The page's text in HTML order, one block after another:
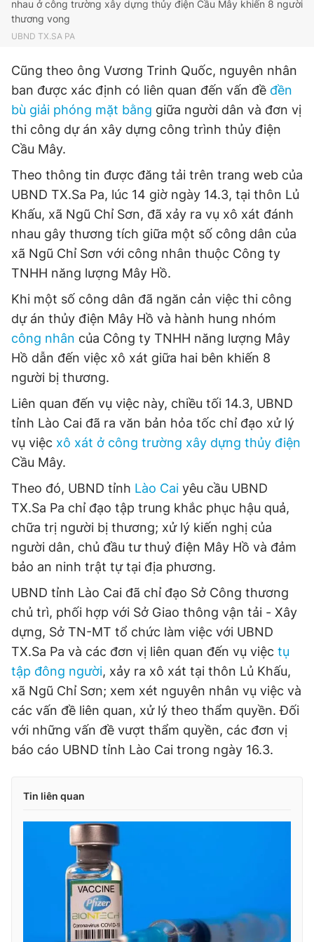
© 2003-2026 Bản quyền thuộc về Báo Thanh Niên. Cấm sao
chép dưới mọi hình thức nếu không có sự chấp thuận bằng văn
nhau ở công trường xây dựng thủy điện Cầu Mây khiến 8 người
thương vong
UBND TX.SA PA
Cũng theo ông Vương Trinh Quốc, nguyên nhân
ban được xác định có liên quan đến vấn đề đền
bù giải phóng mặt bằng giữa người dân và đơn vị
thi công dự án xây dựng công trình thủy điện
Cầu Mây.
Theo thông tin được đăng tải trên trang web của
UBND TX.Sa Pa, lúc 14 giờ ngày 14.3, tại thôn Lủ
Khấu, xã Ngũ Chỉ Sơn, đã xảy ra vụ xô xát đánh
nhau gây thương tích giữa một số công dân của
xã Ngũ Chỉ Sơn với công nhân thuộc Công ty
TNHH năng lượng Mây Hồ.
Khi một số công dân đã ngăn cản việc thi công
dự án thủy điện Mây Hồ và hành hung nhóm
công nhân của Công ty TNHH năng lượng Mây
Hồ dẫn đến việc xô xát giữa hai bên khiến 8
người bị thương.
Liên quan đến vụ việc này, chiều tối 14.3, UBND
tỉnh Lào Cai đã ra văn bản hỏa tốc chỉ đạo xử lý
vụ việc xô xát ở công trường xây dựng thủy điện
Cầu Mây.
Theo đó, UBND tỉnh Lào Cai yêu cầu UBND
TX.Sa Pa chỉ đạo tập trung khắc phục hậu quả,
chữa trị người bị thương; xử lý kiến nghị của
người dân, chủ đầu tư thuỷ điện Mây Hồ và đảm
bảo an ninh trật tự tại địa phương.
UBND tỉnh Lào Cai đã chỉ đạo Sở Công thương
chủ trì, phối hợp với Sở Giao thông vận tải - Xây
dựng, Sở TN-MT tổ chức làm việc với UBND
TX.Sa Pa và các đơn vị liên quan đến vụ việc tụ
tập đông người, xảy ra xô xát tại thôn Lủ Khấu,
xã Ngũ Chỉ Sơn; xem xét nguyên nhân vụ việc và
các vấn đề liên quan, xử lý theo thẩm quyền. Đối
với những vấn đề vượt thẩm quyền, các đơn vị
báo cáo UBND tỉnh Lào Cai trong ngày 16.3.
Tin liên quan